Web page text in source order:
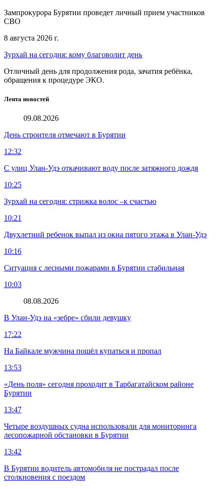
Зампрокурора Бурятии проведет личный прием участников
СВО
8 августа 2026 г.
Зурхай на сегодня: кому благоволит день
Отличный день для продолжения рода, зачатия ребёнка,
обращения к процедуре ЭКО.
Лента новостей
09.08.2026
День строителя отмечают в Бурятии
12:32
С улиц Улан-Удэ откачивают воду после затяжного дождя
10:25
Зурхай на сегодня: стрижка волос –к счастью
10:21
Двухлетний ребенок выпал из окна пятого этажа в Улан-Удэ
10:16
Ситуация с лесными пожарами в Бурятии стабильная
10:03
08.08.2026
В Улан-Удэ на «зебре» сбили девушку
17:22
На Байкале мужчина пошёл купаться и пропал
13:53
«День поля» сегодня проходит в Тарбагатайском районе
Бурятии
13:47
Четыре воздушных судна использовали для мониторинга
лесопожарной обстановки в Бурятии
13:42
В Бурятии водитель автомобиля не пострадал после
столкновения с поездом